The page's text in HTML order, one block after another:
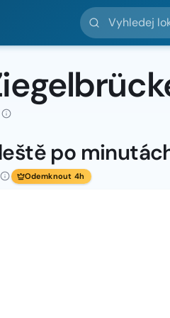
Vyhledej lokality
po
Odemknout 4h